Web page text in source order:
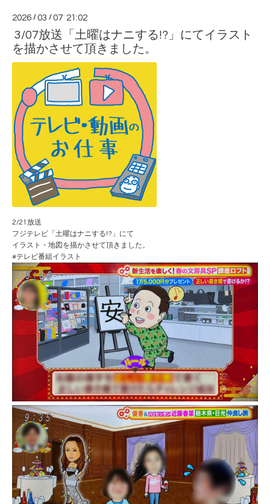
2026 /03 /07 21:02
3/07放送「土曜はナニする!?」にてイラスト
を描かさせて頂きました。
2/21放送
フジテレビ「 土曜はナニする!? 」にて
イラスト・地図を描かさせて頂きました。
#テレビ番組イラスト